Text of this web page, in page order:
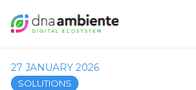
27 JANUARY 2026
SOLUTIONS